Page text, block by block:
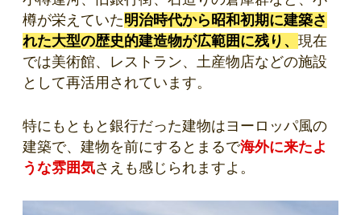
樽が栄えていた明治時代から昭和初期に建築さ
れた大型の歴史的建造物が広範囲に残り、 現在
では美術館、レストラン、土産物店などの施設
として再活用されています。
特にもともと銀行だった建物はヨーロッパ風の
建築で、建物を前にするとまるで海外に来たよ
うな雰囲気さえも感じられますよ。